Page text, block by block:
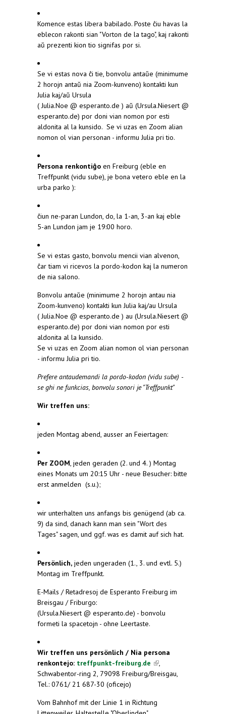
Komence estas libera babilado. Poste ĉiu havas la
eblecon rakonti sian "Vorton de la tago", kaj rakonti
aŭ prezenti kion tio signifas por si.
Se vi estas nova ĉi tie, bonvolu antaŭe (minimume
2 horojn antaŭ nia Zoom-kunveno) kontakti kun
Julia kaj/aŭ Ursula
( Julia.Noe @ esperanto.de ) aŭ (Ursula.Niesert @
esperanto.de) por doni vian nomon por esti
aldonita al la kunsido. Se vi uzas en Zoom alian
nomon ol vian personan - informu Julia pri tio.
Persona renkontiĝo en Freiburg (eble en
Treffpunkt (vidu sube), je bona vetero eble en la
urba parko ):
ĉiun ne-paran Lundon, do, la 1-an, 3-an kaj eble
5-an Lundon jam je 19:00 horo.
Se vi estas gasto, bonvolu mencii vian alvenon,
ĉar tiam vi ricevos la pordo-kodon kaj la numeron
de nia salono.
Bonvolu antaŭe (minimume 2 horojn antau nia
Zoom-kunveno) kontakti kun Julia kaj/au Ursula
( Julia.Noe @ esperanto.de ) au (Ursula.Niesert @
esperanto.de) por doni vian nomon por esti
aldonita al la kunsido.
Se vi uzas en Zoom alian nomon ol vian personan
- informu Julia pri tio.
Prefere antaudemandi la pordo-kodon (vidu sube) -
se ghi ne funkcias, bonvolu sonori je "Treffpunkt"
Wir treffen uns:
jeden Montag abend, ausser an Feiertagen:
Per ZOOM, jeden geraden (2. und 4. ) Montag
eines Monats um 20:15 Uhr - neue Besucher: bitte
erst anmelden (s.u.);
wir unterhalten uns anfangs bis genügend (ab ca.
9) da sind, danach kann man sein "Wort des
Tages" sagen, und ggf. was es damit auf sich hat.
Persönlich, jeden ungeraden (1., 3. und evtl. 5.)
Montag im Treffpunkt.
E-Mails / Retadresoj de Esperanto Freiburg im
Breisgau / Friburgo:
(Ursula.Niesert @ esperanto.de) - bonvolu
formeti la spacetojn - ohne Leertaste.
Wir treffen uns persönlich / Nia persona
renkontejo: treffpunkt-freiburg.de (link is
external)
,
Schwabentor-ring 2, 79098 Freiburg/Breisgau,
Tel.: 0761/ 21 687-30 (oficejo)
Vom Bahnhof mit der Linie 1 in Richtung